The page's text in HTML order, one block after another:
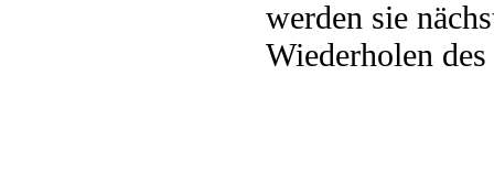
werden sie
Wiederholen